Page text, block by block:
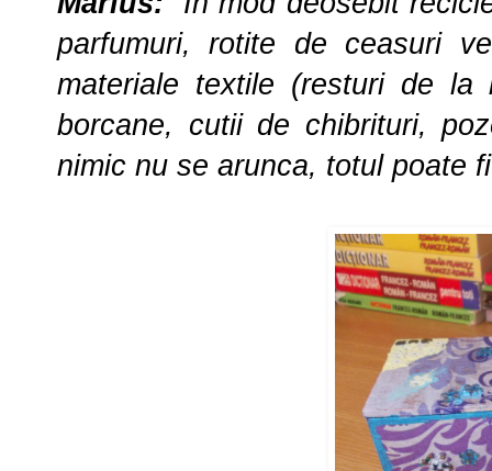
parfumuri, rotite de ceasuri
materiale textile (resturi de
borcane, cutii de chibrituri,
nimic nu se arunca, totul poate